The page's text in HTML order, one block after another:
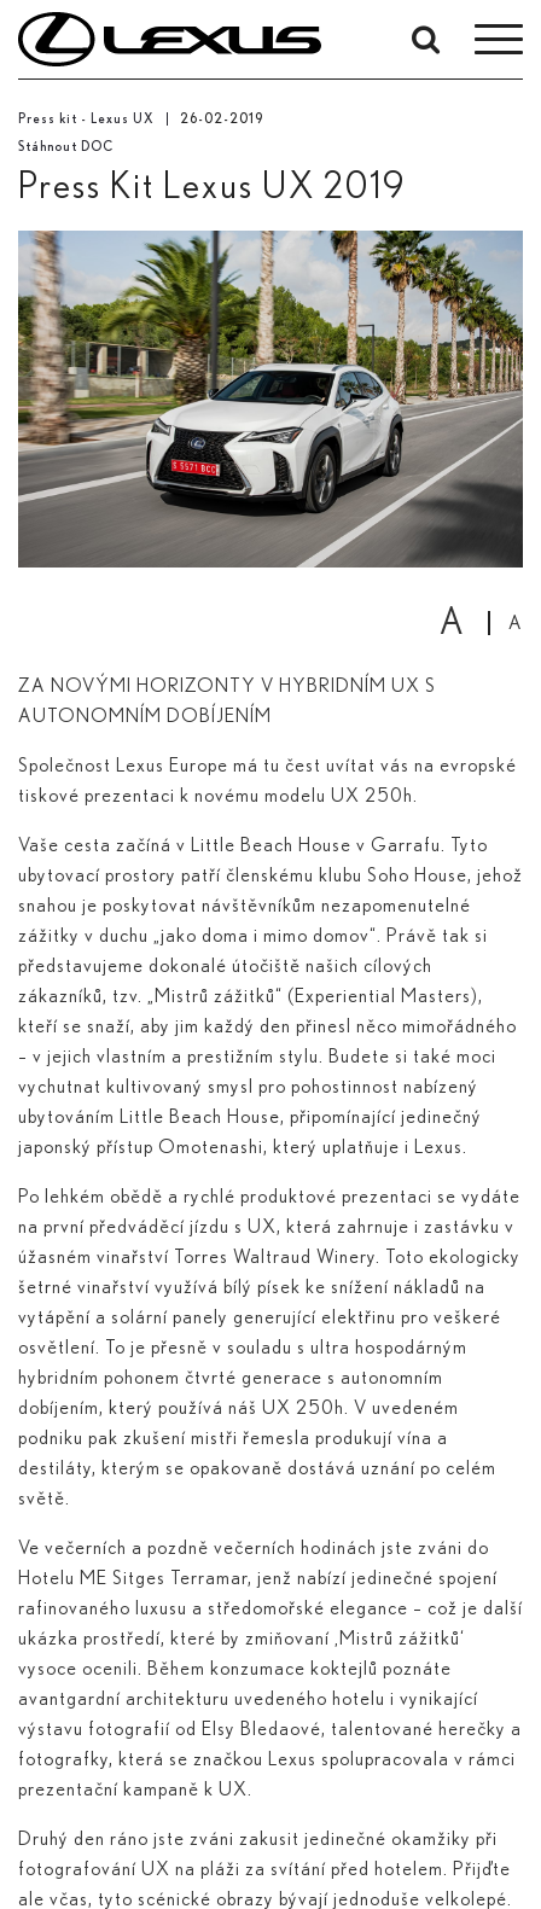
Press kit - Lexus UX 26-02-2019
Stáhnout DOC
Press Kit Lexus UX 2019
A A
ZA NOVÝMI HORIZONTY V HYBRIDNÍM UX S
AUTONOMNÍM DOBÍJENÍM
Společnost Lexus Europe má tu čest uvítat vás na evropské
tiskové prezentaci k novému modelu UX 250 h
Vaše cesta začíná v Little Beach House v Garrafu. Tyto
ubytovací prostory patří členskému klubu Soho House, jehož
snahou je poskytovat návštěvníkům nezapomenutelné
zážitky v duchu „jako doma i mimo domov“. Právě tak si
představujeme dokonalé útočiště našich cílových
zákazníků, tzv. „Mistrů zážitků“ (Experiential Masters),
kteří se snaží, aby jim každý den přinesl něco mimořádného
– v jejich vlastním a prestižním stylu. Budete si také moci
vychutnat kultivovaný smysl pro pohostinnost nabízený
ubytováním Little Beach House, připomínající jedinečný
japonský přístup Omotenashi, který uplatňuje i Lexus.
Po lehkém obědě a rychlé produktové prezentaci se vydáte
na první předváděcí jízdu s UX, která zahrnuje i zastávku v
úžasném vinařství Torres Waltraud Winery. Toto ekologicky
šetrné vinařství využívá bílý písek ke snížení nákladů na
vytápění a solární panely generující elektřinu pro veškeré
osvětlení. To je přesně v souladu s ultra hospodárným
hybridním pohonem čtvrté generace s autonomním
dobíjením, který používá náš UX 250 h
. V uvedeném
podniku pak zkušení mistři řemesla produkují vína a
destiláty, kterým se opakovaně dostává uznání po celém
světě.
Ve večerních a pozdně večerních hodinách jste zváni do
Hotelu ME Sitges Terramar, jenž nabízí jedinečné spojení
rafinovaného luxusu a středomořské elegance – což je další
ukázka prostředí, které by zmiňovaní ‚Mistrů zážitků‘
vysoce ocenili. Během konzumace koktejlů poznáte
avantgardní architekturu uvedeného hotelu i vynikající
výstavu fotografií od Elsy Bledaové, talentované herečky a
fotografky, která se značkou Lexus spolupracovala v rámci
prezentační kampaně k UX.
Druhý den ráno jste zváni zakusit jedinečné okamžiky při
fotografování UX na pláži za svítání před hotelem. Přijďte
ale včas, tyto scénické obrazy bývají jednoduše velkolepé.
Vyhledávání
data:
Počáteční datum
Datum ukončení
Hledat